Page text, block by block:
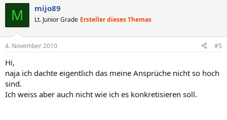
M mijo89
Lt. Junior Grade Ersteller dieses Themas
4. November 2010 #5
Hi,
naja ich dachte eigentlich das meine Ansprüche nicht so hoch
sind.
Ich weiss aber auch nicht wie ich es konkretisieren soll.